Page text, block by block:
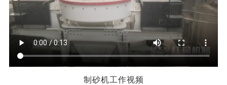
制砂机工作视频